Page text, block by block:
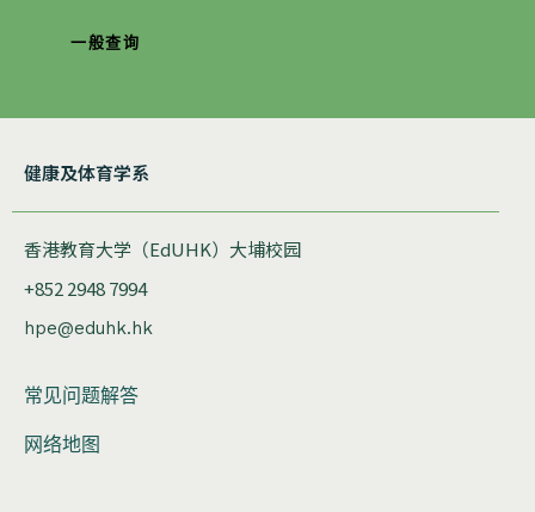
一般查询
健康及体育学系
香港教育大学（EdUHK）大埔校园
+852 2948 7994
hpe@eduhk.hk
常见问题解答
网络地图